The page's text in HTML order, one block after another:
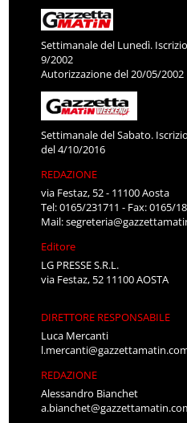
Settimanale del Lunedì.
9/2002
Autorizzazione del 20/05/2002
Settimanale del Sabato.
del 4/10/2016
REDAZIONE
via Festaz, 52 - 11100 Aosta
Tel: 0165/231711 - Fax: 0165/
Mail:
Editore
LG PRESSE S.R.L.
via Festaz, 52 11100 AOSTA
DIRETTORE RESPONSABILE
Luca Mercanti
REDAZIONE
Alessandro Bianchet